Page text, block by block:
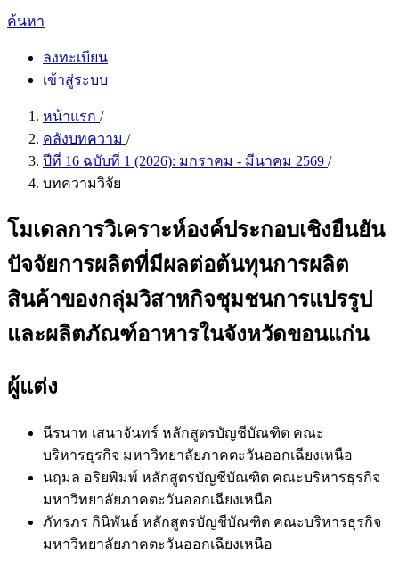
ค้นหา
ลงทะเบียน
เข้าสู่ระบบ
หน้าแรก /
คลังบทความ /
ปีที่ 16 ฉบับที่ 1 (2026): มกราคม - มีนาคม 2569 /
บทความวิจัย
โมเดลการวิเคราะห์องค์ประกอบเชิงยืนยัน
ปัจจัยการผลิตที่มีผลต่อต้นทุนการผลิต
สินค้าของกลุ่มวิสาหกิจชุมชนการแปรรูป
และผลิตภัณฑ์อาหารในจังหวัดขอนแก่น
ผู้แต่ง
นีรนาท เสนาจันทร์ หลักสูตรบัญชีบัณฑิต คณะ
บริหารธุรกิจ มหาวิทยาลัยภาคตะวันออกเฉียงเหนือ
นฤมล อริยพิมพ์ หลักสูตรบัญชีบัณฑิต คณะบริหารธุรกิจ
มหาวิทยาลัยภาคตะวันออกเฉียงเหนือ
ภัทรภร กินิพันธ์ หลักสูตรบัญชีบัณฑิต คณะบริหารธุรกิจ
มหาวิทยาลัยภาคตะวันออกเฉียงเหนือ